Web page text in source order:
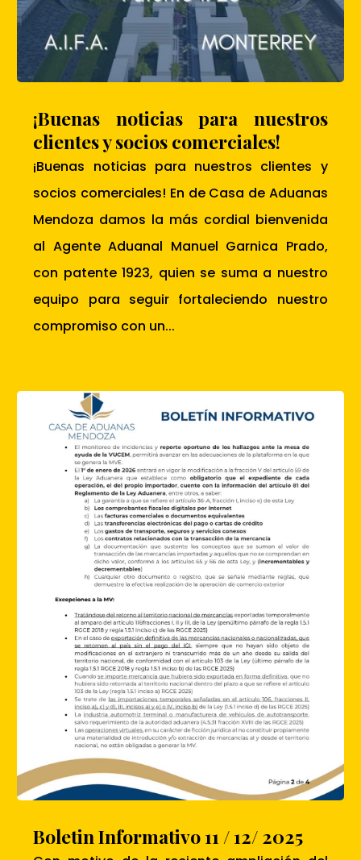
¡Buenas noticias para nuestros
clientes y socios comerciales!
¡Buenas noticias para nuestros clientes y
socios comerciales! En de Casa de Aduanas
Mendoza damos la más cordial bienvenida
al Agente Aduanal Manuel Garnica Prado,
con patente 1923, quien se suma a nuestro
equipo para seguir fortaleciendo nuestro
compromiso con un...
Boletin Informativo 11 / 12/ 2025